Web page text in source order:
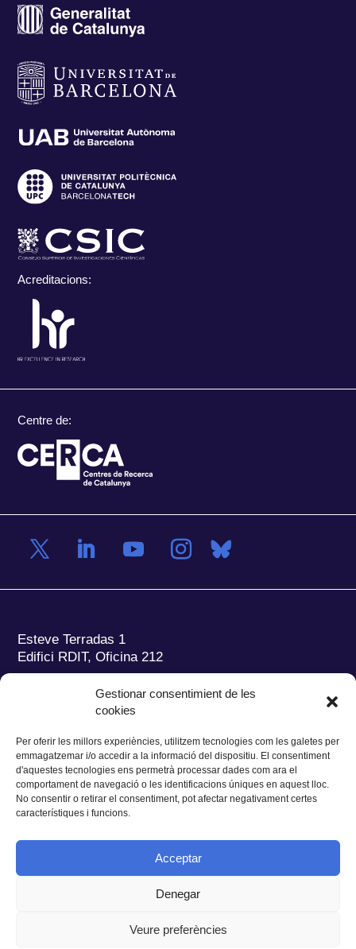
Gestionar consentimient de les
cookies
Per oferir les millors experiències, utilitzem tecnologies com les galetes per
emmagatzemar i/o accedir a la informació del dispositiu. El consentiment
d'aquestes tecnologies ens permetrà processar dades com ara el
comportament de navegació o les identificacions úniques en aquest lloc.
No consentir o retirar el consentiment, pot afectar negativament certes
característiques i funcions.
Acceptar
Denegar
Veure preferències
Acreditacions:
Centre de:
Esteve Terradas 1
Edifici RDIT, Oficina 212
Parc Mediterrani de la Tecnologia (PMT)
del Baix Llobregat – UPC
Tel.:+34 93 280 2088
Fax:+34 93 280 6395
E-mail:ieec@ieec.cat
CONTACTE
Privacitat Avís legal |Cookies